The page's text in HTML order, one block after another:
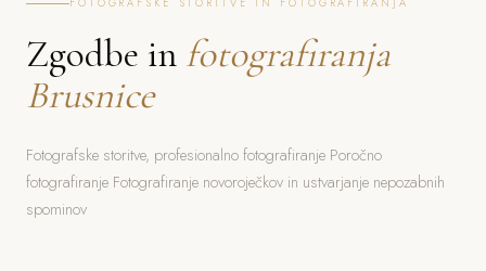
FOTOGRAFSKE STORITVE IN FOTOGRAFIRANJA
Zgodbe in fotografiranja
Brusnice
Fotografske storitve, profesionalno fotografiranje Poročno
fotografiranje Fotografiranje novoroječkov in ustvarjanje nepozabnih
spominov